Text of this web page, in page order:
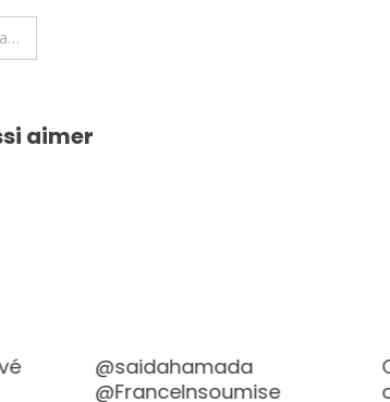
aimer
@saidahamada
@FranceInsoumise